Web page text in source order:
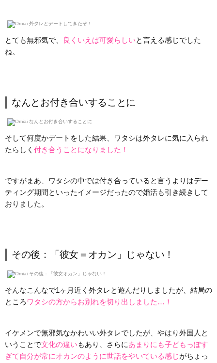
とても無邪気で、 良くいえば可愛らしいと言える感じでした
ね。
なんとお付き合いすることに
そして何度かデートをした結果、ワタシは外タレに気に入られ
たらしく 付き合うことになりました！
ですがまあ、ワタシの中では付き合っていると言うよりはデー
ティング期間といったイメージだったので婚活も引き続きして
おりました。
その後：「彼女＝オカン」じゃない！
そんなこんなで1ヶ月近く外タレと遊んだりしましたが、結局の
ところ ワタシの方からお別れを切り出しました…！
イケメンで無邪気なかわいい外タレでしたが、やはり外国人と
いうことで文化の違いもあり、さらにあまりにも子どもっぽす
ぎて自分が常にオカンのように世話をやいている感じがちょっ